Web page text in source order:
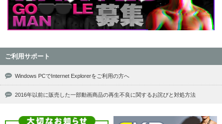
ご利用サポート
Windows PCでInternet Explorerをご利用の方へ
2016年以前に販売した一部動画商品の再生不良に関するお詫びと対処方法